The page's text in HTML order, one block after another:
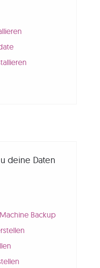
deine Daten
Backup